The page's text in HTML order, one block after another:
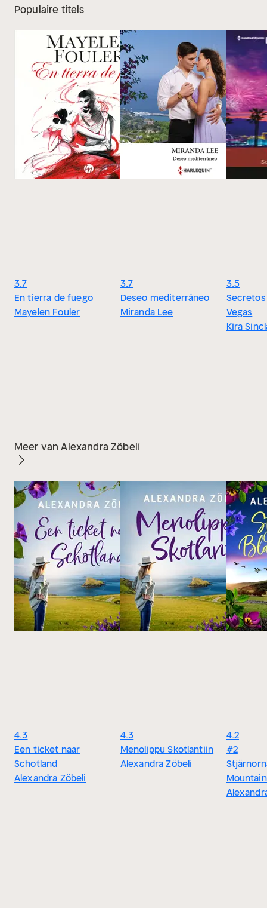
Populaire titels
3.7
En tierra de fuego
Mayelen Fouler
3.7
Deseo mediterráneo
Miranda Lee
3.5
Vegas
Kira
Meer van Alexandra Zöbeli
4.3
Een ticket naar
Schotland
Alexandra Zöbeli
4.3
Menolippu Skotlantiin
Alexandra Zöbeli
4.2
#2